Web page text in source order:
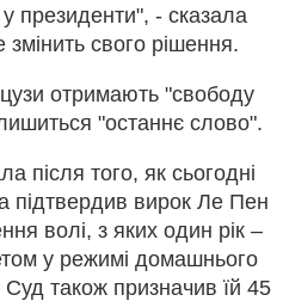
президенти", - сказала
свого рішення.
отримають "свободу
"останнє слово".
після того, як сьогодні
підтвердив вирок Ле Пен
волі, з яких один рік –
у режимі домашнього
також призначив їй 45